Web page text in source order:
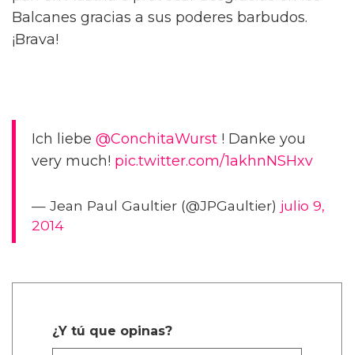
Balcanes gracias a sus poderes barbudos.
¡Brava!
Ich liebe @ConchitaWurst ! Danke you
very much! pic.twitter.com/1akhnNSHxv
— Jean Paul Gaultier (@JPGaultier) julio 9,
2014
¿Y tú que opinas?